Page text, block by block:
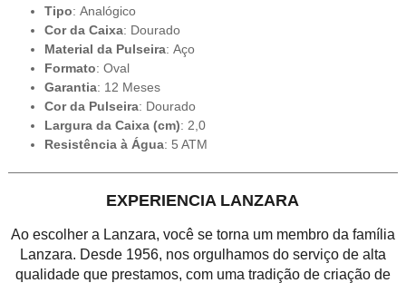
Tipo: Analógico
Cor da Caixa: Dourado
Material da Pulseira: Aço
Formato: Oval
Garantia: 12 Meses
Cor da Pulseira: Dourado
Largura da Caixa (cm): 2,0
Resistência à Água: 5 ATM
EXPERIENCIA LANZARA
Ao escolher a Lanzara, você se torna um membro da família
Lanzara. Desde 1956, nos orgulhamos do serviço de alta
qualidade que prestamos, com uma tradição de criação de